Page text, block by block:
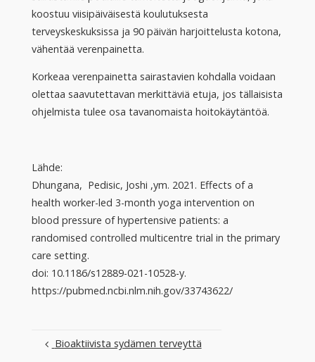
koostuu viisipäiväisestä koulutuksesta
terveyskeskuksissa ja 90 päivän harjoittelusta kotona,
vähentää verenpainetta.
Korkeaa verenpainetta sairastavien kohdalla voidaan
olettaa saavutettavan merkittäviä etuja, jos tällaisista
ohjelmista tulee osa tavanomaista hoitokäytäntöä.
Lähde:
Dhungana, Pedisic, Joshi ,ym. 2021. Effects of a
health worker-led 3-month yoga intervention on
blood pressure of hypertensive patients: a
randomised controlled multicentre trial in the primary
care setting.
doi: 10.1186/s12889-021-10528-y.
https://pubmed.ncbi.nlm.nih.gov/33743622/
Bioaktiivista sydämen terveyttä